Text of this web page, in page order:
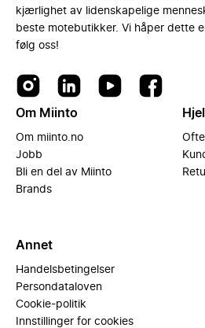
kjærlighet av lidenskapelige
beste motebutikker. Vi håper dette
følg oss!
Om Miinto
Om miinto.no
Jobb
Bli en del av Miinto
Brands
Annet
Handelsbetingelser
Persondataloven
Cookie-politik
Innstillinger for cookies